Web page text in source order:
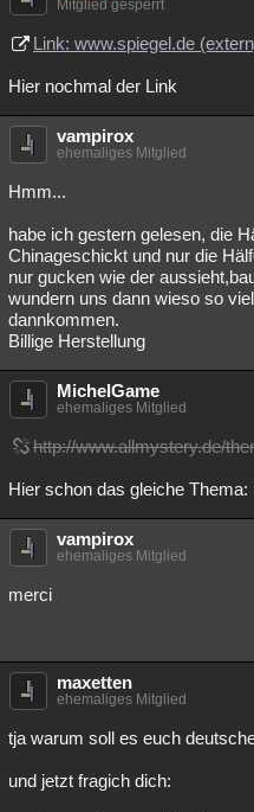
Mitglied gesperrt
Link: www.spiegel.de
Hier nochmal der Link
vampirox
ehemaliges Mitglied
Hmm...
habe ich gestern gelesen, die
Chinageschickt und nur die
nur gucken wie der
wundern uns dann wieso so
dannkommen.
Billige Herstellung
MichelGame
ehemaliges Mitglied
http://www.allmystery.de/
Hier schon das gleiche Thema:
vampirox
ehemaliges Mitglied
merci
maxetten
ehemaliges Mitglied
tja warum soll es euch
und jetzt fragich dich: